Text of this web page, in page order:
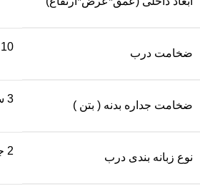
ضخامت درب
10 سانتی متر
ضخامت جداره بدنه ( بتن )
3 سانتی متر
نوع زبانه بندی درب
2 جهته ( افقی )